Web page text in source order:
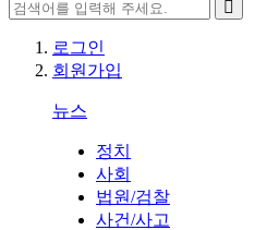
로그인
회원가입
뉴스
정치
사회
법원/검찰
사건/사고